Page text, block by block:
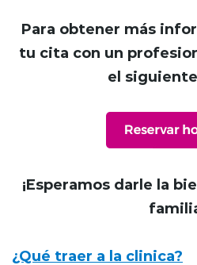
Para obtener más
tu cita con un
el
¡Esperamos darle la
¿Qué traer a la clinica?